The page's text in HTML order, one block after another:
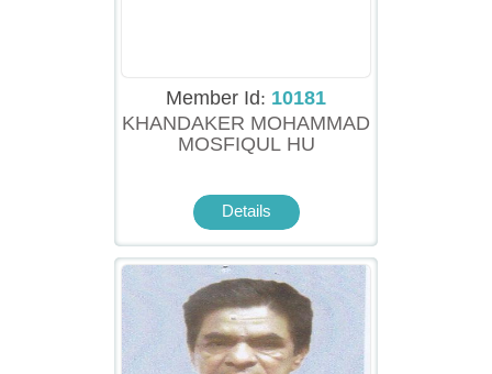
Member Id: 10181
KHANDAKER MOHAMMAD
MOSFIQUL HU
Details